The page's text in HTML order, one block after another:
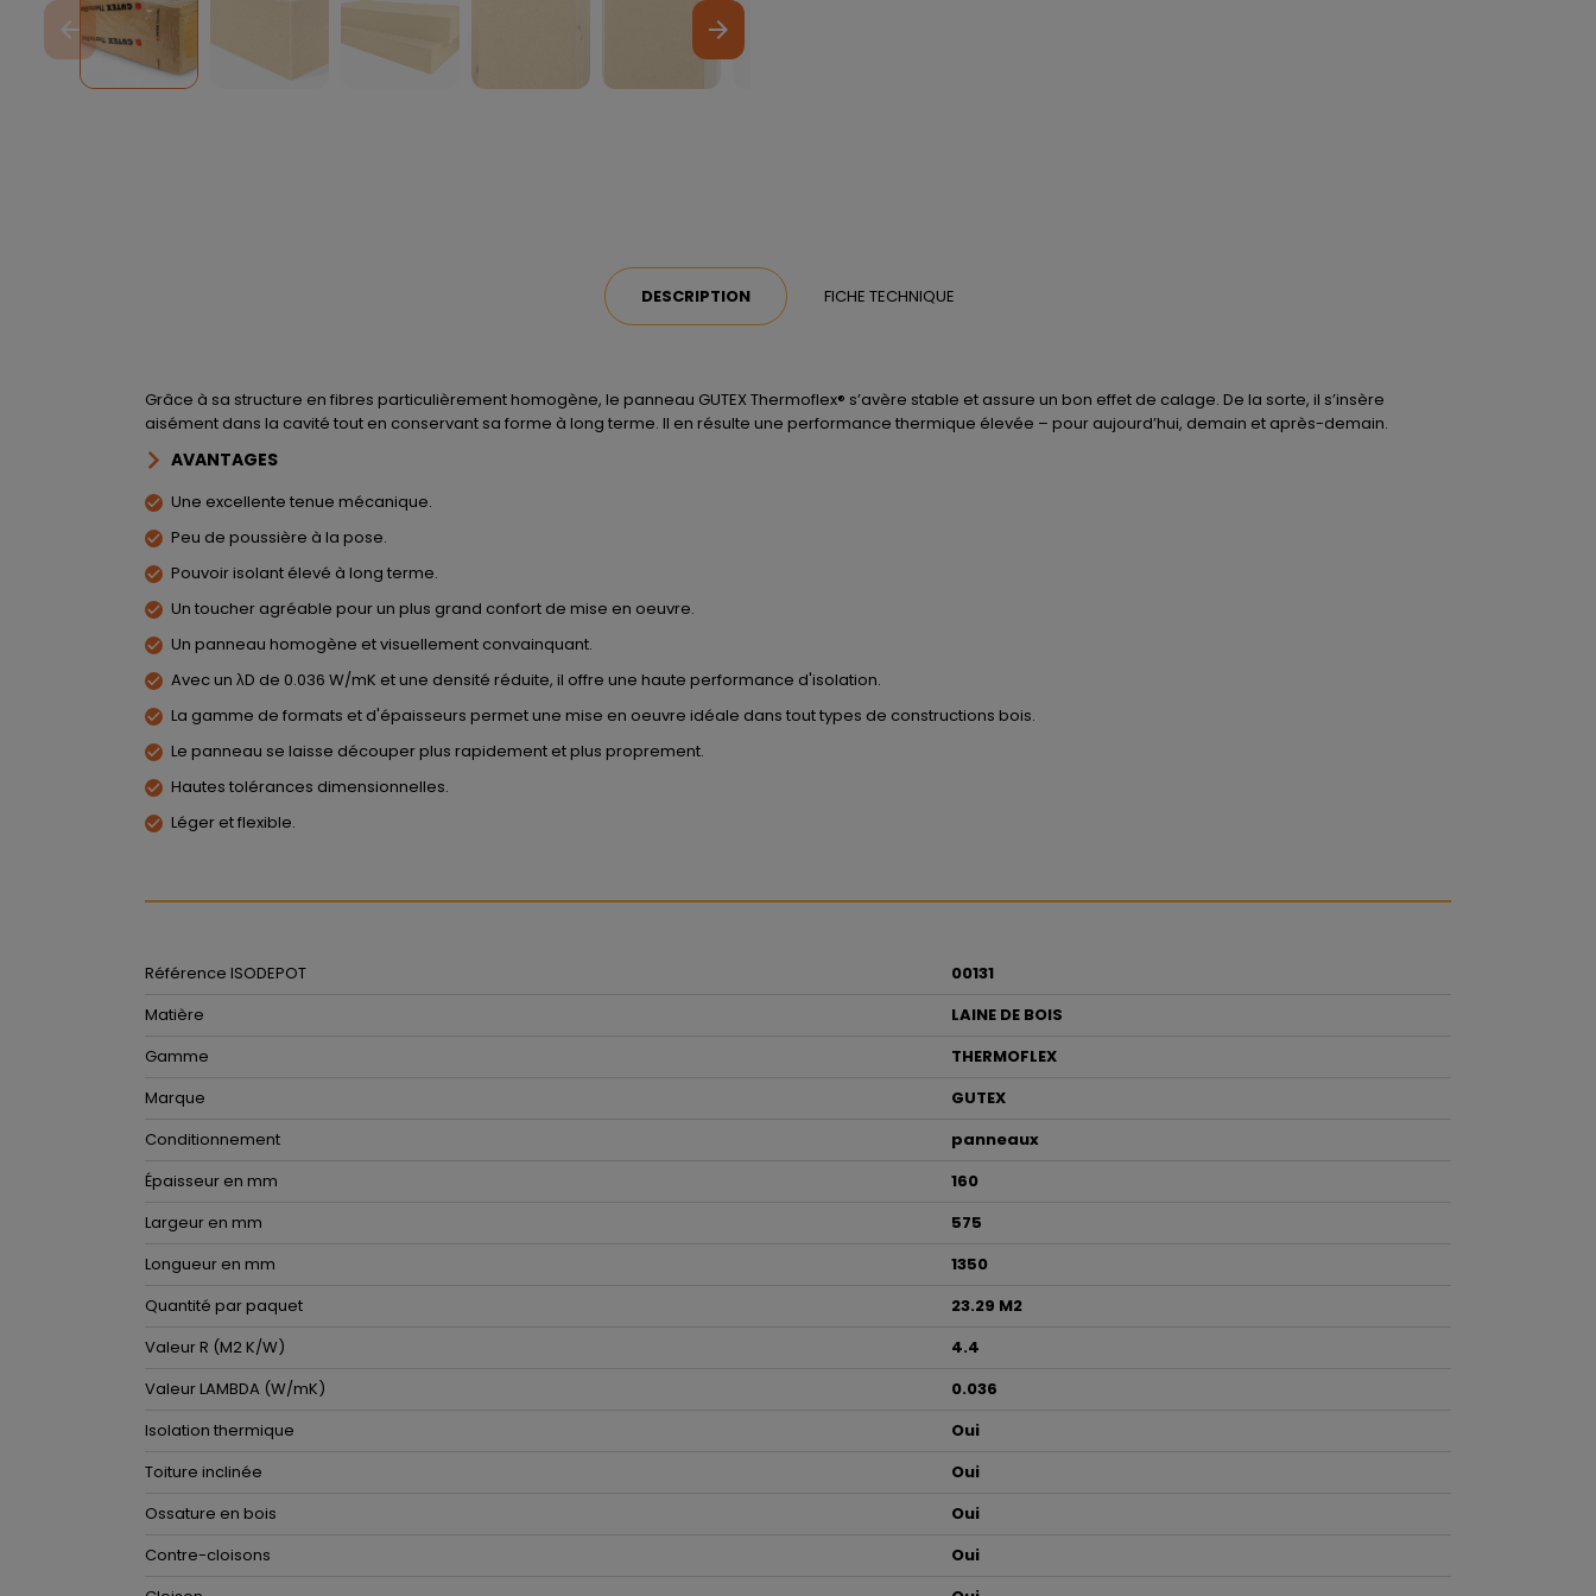
arrow_forward
arrow_back
DESCRIPTION FICHE TECHNIQUE
Grâce à sa structure en fibres particulièrement homogène, le panneau GUTEX Thermoflex® s’avère stable et assure un bon effet de calage. De la sorte, il s’insère
aisément dans la cavité tout en conservant sa forme à long terme. Il en résulte une performance thermique élevée – pour aujourd’hui, demain et après-demain.
AVANTAGES
Une excellente tenue mécanique.
Peu de poussière à la pose.
Pouvoir isolant élevé à long terme.
Un toucher agréable pour un plus grand confort de mise en oeuvre.
Un panneau homogène et visuellement convainquant.
Avec un λD de 0.036 W/mK et une densité réduite, il offre une haute performance d'isolation.
La gamme de formats et d'épaisseurs permet une mise en oeuvre idéale dans tout types de constructions bois.
Le panneau se laisse découper plus rapidement et plus proprement.
Hautes tolérances dimensionnelles.
Léger et flexible.
Référence ISODEPOT
00131
Matière
LAINE DE BOIS
Gamme
THERMOFLEX
Marque
GUTEX
Conditionnement
panneaux
Épaisseur en mm
160
Largeur en mm
575
Longueur en mm
1350
Quantité par paquet
23.29 M2
Valeur R (M2 K/W)
4.4
Valeur LAMBDA (W/mK)
0.036
Isolation thermique
Oui
Toiture inclinée
Oui
Ossature en bois
Oui
Contre-cloisons
Oui